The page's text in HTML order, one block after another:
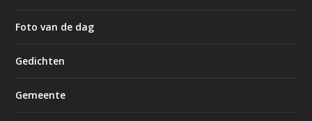
Foto van de dag
Gedichten
Gemeente